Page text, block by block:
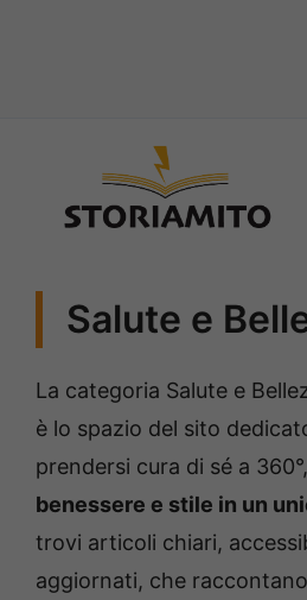
contenuto
Salute e
La categoria Salute e
è lo spazio del sito
prendersi cura di sé a 360°,
benessere e stile in un
trovi articoli chiari,
aggiornati, che